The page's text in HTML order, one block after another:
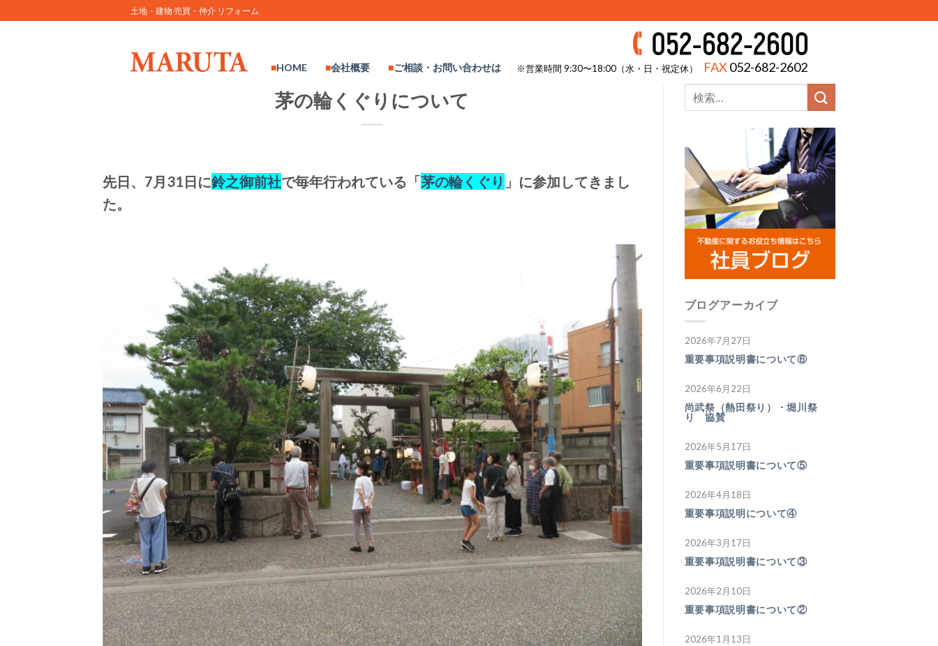
to
土地・建物 売買・仲介 リフォーム
HOME 会社概要 ご相談・お問い合わせは ※営業時間 9:30〜18:00（水・日・祝定休） FAX 052-682-2602
茅の輪くぐりについて
先日、7月31日に鈴之御前社で毎年行われている「茅の輪くぐり 」に参加してきまし
た。
ブログアーカイブ
2026年7月27日
重要事項説明書について⑥
2026年6月22日
尚武祭（熱田祭り）・堀川祭
り 協賛
2026年5月17日
重要事項説明書について⑤
2026年4月18日
重要事項説明について④
2026年3月17日
重要事項説明書について③
2026年2月10日
重要事項説明書について②
2026年1月13日